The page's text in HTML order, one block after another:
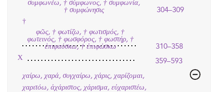
συμφωνέω, † σύμφωνος, † συμφωνία,
† συμφώνησις
304–309
†
φῶς, † φωτίζω, † φωτισμός, †
φωτεινός, † φωσφόρος, † φωστήρ, †
ἐπιφαύσκω, † ἐπιφώσκω
310–358
Χ
359–593
χαίρω, χαρά, συγχαίρω, χάρις, χαρίζομαι,
χαριτόω, ἀχάριστος, χάρισμα, εὐχαριστέω,